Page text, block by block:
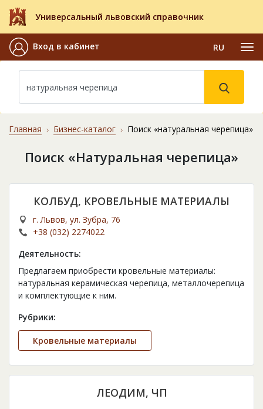
Универсальный львовский справочник
Вход в кабинет RU
Главная Бизнес-каталог Поиск «натуральная черепица»
Поиск «Натуральная черепица»
КОЛБУД, КРОВЕЛЬНЫЕ МАТЕРИАЛЫ
г. Львов, ул. Зубра, 76
+38 (032) 2274022
Деятельность:
Предлагаем приобрести кровельные материалы:
натуральная керамическая черепица, металлочерепица
и комплектующие к ним.
Рубрики:
Кровельные материалы
ЛЕОДИМ, ЧП